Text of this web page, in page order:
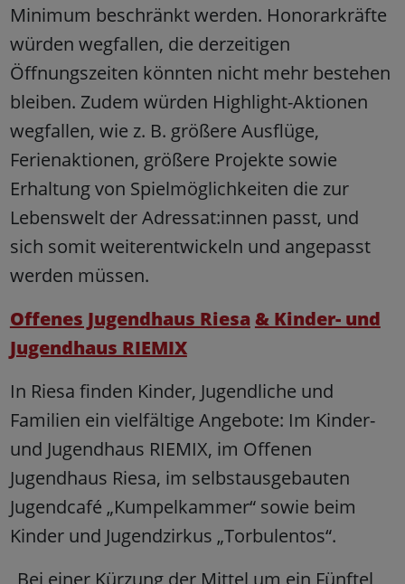
Minimum beschränkt werden. Honorarkräfte
würden wegfallen, die derzeitigen
Öffnungszeiten könnten nicht mehr bestehen
bleiben. Zudem würden Highlight-Aktionen
wegfallen, wie z. B. größere Ausflüge,
Ferienaktionen, größere Projekte sowie
Erhaltung von Spielmöglichkeiten die zur
Lebenswelt der Adressat:innen passt, und
sich somit weiterentwickeln und angepasst
werden müssen.
Offenes Jugendhaus Riesa & Kinder- und
Jugendhaus RIEMIX
In Riesa finden Kinder, Jugendliche und
Familien ein vielfältige Angebote: Im Kinder-
und Jugendhaus RIEMIX, im Offenen
Jugendhaus Riesa, im selbstausgebauten
Jugendcafé „Kumpelkammer“ sowie beim
Kinder und Jugendzirkus „Torbulentos“.